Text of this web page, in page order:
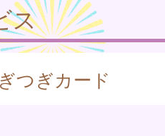
ス
つぎカード